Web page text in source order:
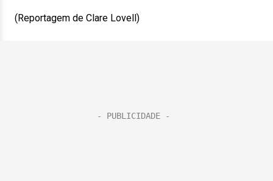
(Reportagem de Clare Lovell)